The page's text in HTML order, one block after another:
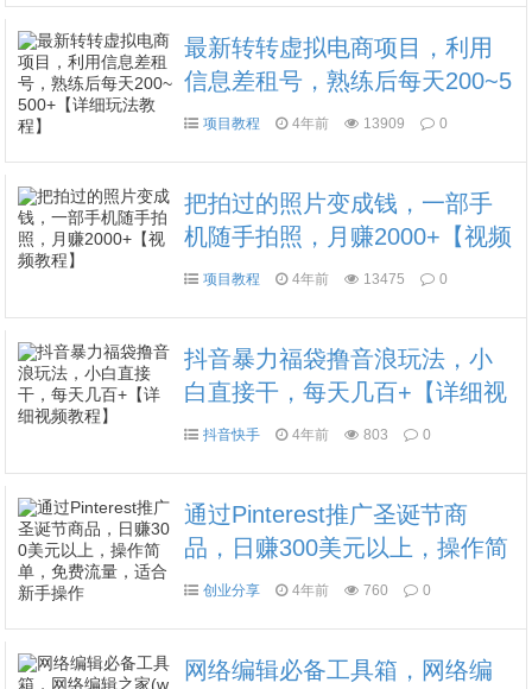
最新转转虚拟电商项目，利用
信息差租号，熟练后每天200~5
00+【详细玩法教程】
项目教程 4年前 13909 0
把拍过的照片变成钱，一部手
机随手拍照，月赚2000+【视频
教程】
项目教程 4年前 13475 0
抖音暴力福袋撸音浪玩法，小
白直接干，每天几百+【详细视
频教程】
抖音快手 4年前 803 0
通过Pinterest推广圣诞节商
品，日赚300美元以上，操作简
单，免费流量，适合新手操作
创业分享 4年前 760 0
网络编辑必备工具箱，网络编